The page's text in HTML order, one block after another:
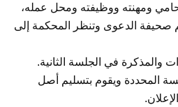
ومهنته ووظيفته ومحل عمله،
صحيفة الدعوى وتنظر المحكمة إلى
والمذكرة في الجلسة الثانية.
المحددة ويقوم بتسليم أصل